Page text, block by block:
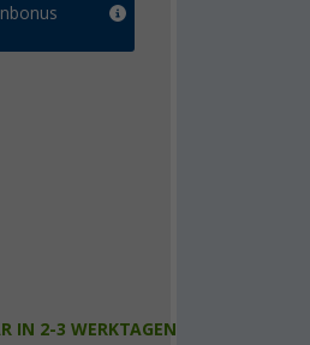
IN 2-3 WERKTAGEN